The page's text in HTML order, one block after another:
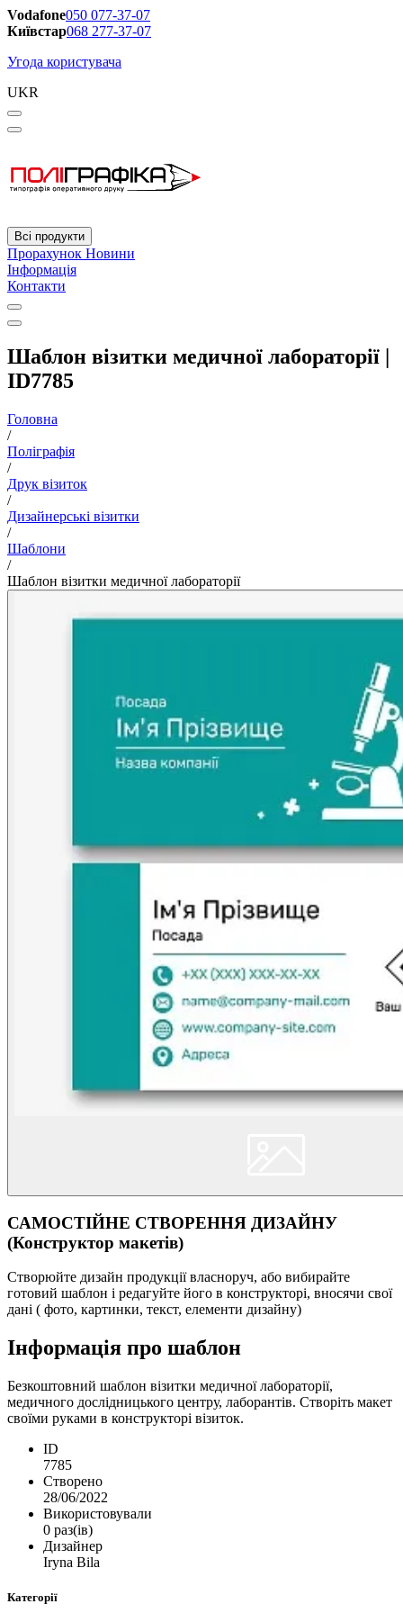
Vodafone050 077-37-07
Київстар068 277-37-07
Угода користувача
UKR
Всі продукти
Прорахунок Новини
Інформація
Контакти
Шаблон візитки медичної лабораторії |
ID7785
Головна
/
Поліграфія
/
Друк візиток
/
Дизайнерські візитки
/
Шаблони
/
Шаблон візитки медичної лабораторії
САМОСТІЙНЕ СТВОРЕННЯ ДИЗАЙНУ
(Конструктор макетів)
Створюйте дизайн продукції власноруч, або вибирайте
готовий шаблон і редагуйте його в конструкторі, вносячи свої
дані ( фото, картинки, текст, елементи дизайну)
Інформація про шаблон
Безкоштовний шаблон візитки медичної лабораторії,
медичного дослідницького центру, лаборантів. Створіть макет
своїми руками в конструкторі візиток.
ID
7785
Створено
28/06/2022
Використовували
0 раз(ів)
Дизайнер
Iryna Bila
Категорії